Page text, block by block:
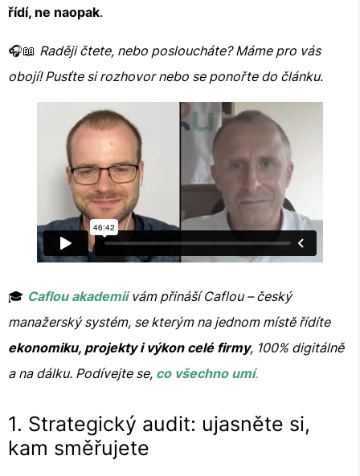
řídí, ne naopak.
🎧📖 Raději čtete, nebo posloucháte? Máme pro vás
obojí! Pusťte si rozhovor nebo se ponořte do článku.
🎓 Caflou akademiivám přináší Caflou – český
manažerský systém, se kterým na jednom místě řídíte
ekonomiku, projekty i výkon celé firmy, 100% digitálně
a na dálku. Podívejte se, co všechno umí.
1. Strategický audit: ujasněte si,
kam směřujete